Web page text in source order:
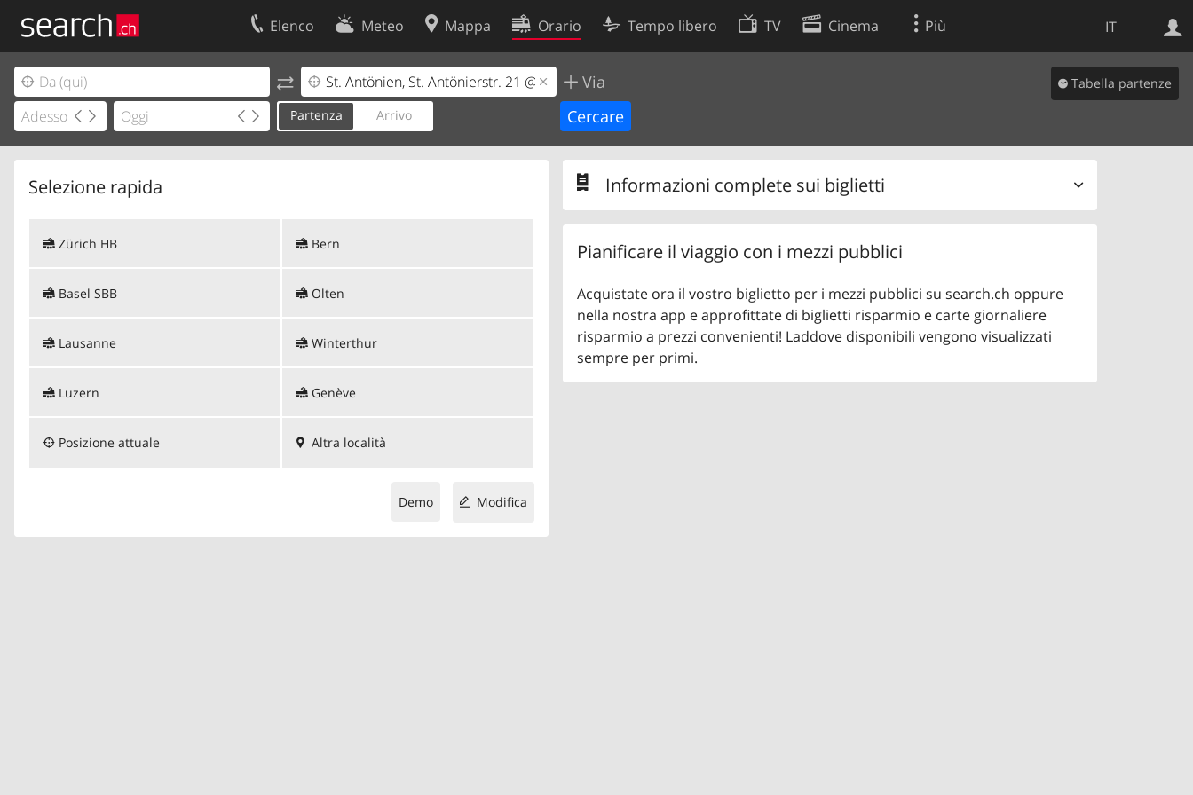
IT
Elenco Meteo Mappa Orario Tempo libero TV Cinema Più
Via
Partenza Arrivo
Tabella partenze
Selezione rapida
Zürich HB
Basel SBB
Lausanne
Luzern
Bern
Olten
Winterthur
Genève
Posizione attuale Altra località
Modifica
Demo
Informazioni complete sui biglietti
Pianificare il viaggio con i mezzi pubblici
Acquistate ora il vostro biglietto per i mezzi pubblici su search.ch oppure
nella nostra app e approfittate di biglietti risparmio e carte giornaliere
risparmio a prezzi convenienti! Laddove disponibili vengono visualizzati
sempre per primi.
Il vostro profolio
Area clienti
Contatti
Condizioni d’uso
Politica sui cookie
Preferenze cookie